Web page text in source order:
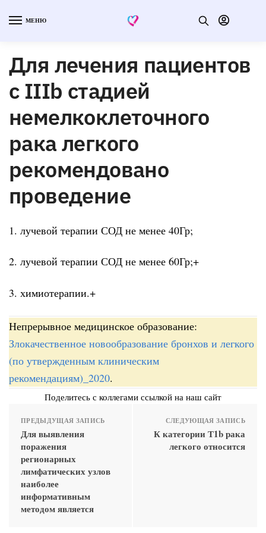
МЕНЮ
Для лечения пациентов
с IIIb стадией
немелкоклеточного
рака легкого
рекомендовано
проведение
1. лучевой терапии СОД не менее 40Гр;
2. лучевой терапии СОД не менее 60Гр;+
3. химиотерапии.+
Непрерывное медицинское образование:
Злокачественное новообразование бронхов и легкого
(по утвержденным клиническим
рекомендациям)_2020.
Поделитесь с коллегами ссылкой на наш сайт
ПРЕДЫДУЩАЯ ЗАПИСЬ
Для выявления
поражения
регионарных
лимфатических узлов
наиболее
информативным
методом является
СЛЕДУЮЩАЯ ЗАПИСЬ
К категории Т1b рака
легкого относится